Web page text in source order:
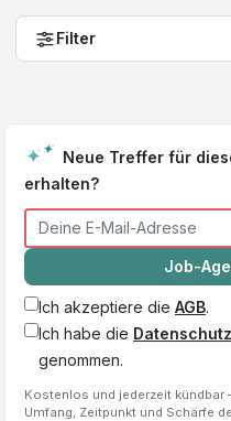
Filter
Neue Treffer für
erhalten?
Job-
Ich akzeptiere die AGB.
Ich habe die
genommen.
Kostenlos und jederzeit kündbar
Umfang, Zeitpunkt und Schärfe